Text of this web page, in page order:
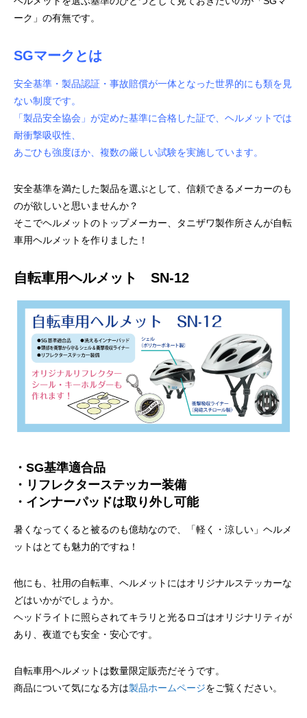
ーク」の有無です。
SGマークとは
安全基準・製品認証・事故賠償が一体となった世界的にも類を見
ない制度です。
「製品安全協会」が定めた基準に合格した証で、ヘルメットでは
耐衝撃吸収性、
あごひも強度ほか、複数の厳しい試験を実施しています。
安全基準を満たした製品を選ぶとして、信頼できるメーカーのも
のが欲しいと思いませんか？
そこでヘルメットのトップメーカー、タニザワ製作所さんが自転
車用ヘルメットを作りました！
自転車用ヘルメット SN-12
・SG基準適合品
・リフレクターステッカー装備
・インナーパッドは取り外し可能
暑くなってくると被るのも億劫なので、「軽く・涼しい」ヘルメ
ットはとても魅力的ですね！
他にも、社用の自転車、ヘルメットにはオリジナルステッカーな
どはいかがでしょうか。
ヘッドライトに照らされてキラリと光るロゴはオリジナリティが
あり、夜道でも安全・安心です。
自転車用ヘルメットは数量限定販売だそうです。
商品について気になる方は製品ホームページをご覧ください。